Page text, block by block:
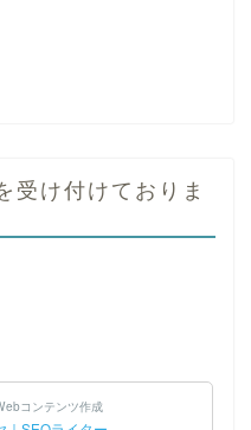
受け付けておりま